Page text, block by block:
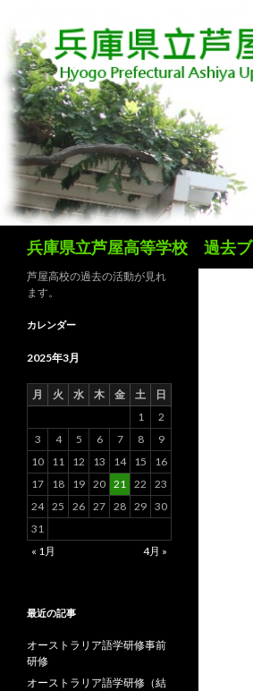
兵庫県立芦屋高等学校 過去
芦屋高校の過去の活動が見れ
ます。
カレンダー
2025年3月
月 火 水 木 金 土
日
1
2
3
4 5 6 7 8
9
10
11 12 13 14 15
16
17
18 19 20 21 22
23
24 25 26 27 28 29 30
31
« 1月
4月 »
最近の記事
オーストラリア語学研修事前
研修
オーストラリア語学研修（結